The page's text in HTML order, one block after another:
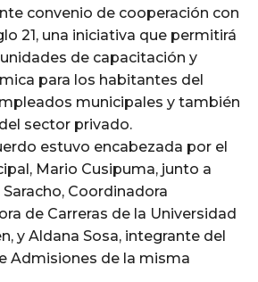
convenio de cooperación con
21, una iniciativa que permitirá
de capacitación y
para los habitantes del
municipales y también
sector privado.
estuvo encabezada por el
Mario Cusipuma, junto a
Coordinadora
de Carreras de la Universidad
y Aldana Sosa, integrante del
Admisiones de la misma